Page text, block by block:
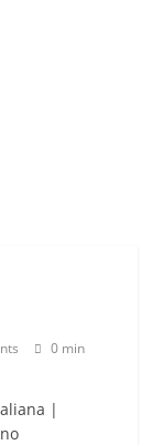
0 min
|